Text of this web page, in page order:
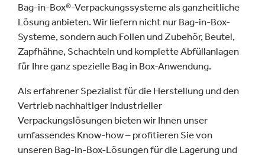
Bag-in-Box®-Verpackungssysteme als ganzheitliche
Lösung anbieten. Wir liefern nicht nur Bag-in-Box-
Systeme, sondern auch Folien und Zubehör, Beutel,
Zapfhähne, Schachteln und komplette Abfüllanlagen
für Ihre ganz spezielle Bag in Box-Anwendung.
Als erfahrener Spezialist für die Herstellung und den
Vertrieb nachhaltiger industrieller
Verpackungslösungen bieten wir Ihnen unser
umfassendes Know-how – profitieren Sie von
unseren Bag-in-Box-Lösungen für die Lagerung und